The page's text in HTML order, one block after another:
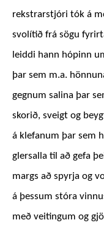
rekstrarstjóri tók á
svolítið frá sögu
leiddi hann hópinn
þar sem m.a.
gegnum salina þar
skorið, sveigt og
á klefanum þar sem
glersalla til að gefa
margs að spyrja og
á þessum stóra
með veitingum og